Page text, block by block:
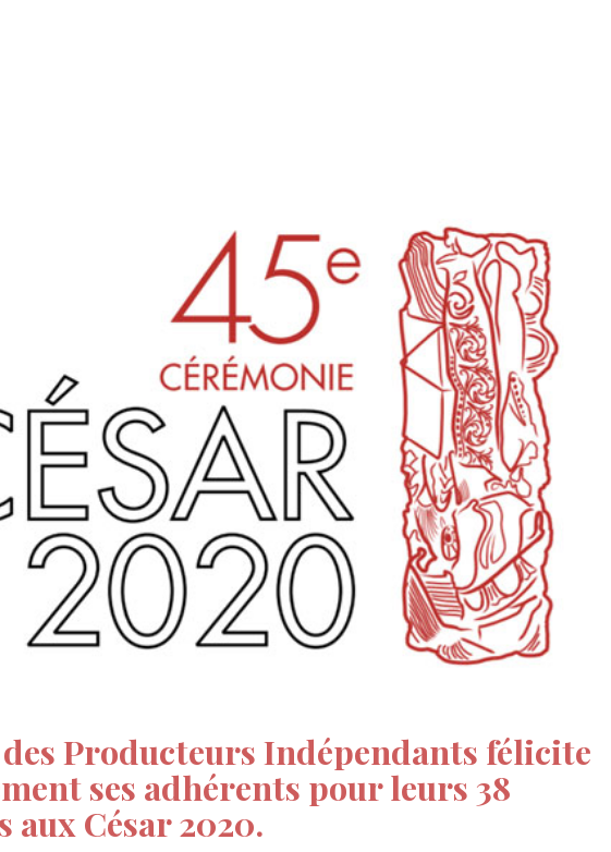
Producteurs Indépendants félicite
ses adhérents pour leurs 38
César 2020.